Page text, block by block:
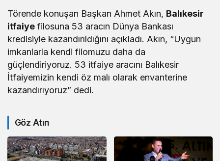
Törende konuşan Başkan Ahmet Akın, Balıkesir
itfaiye filosuna 53 aracın Dünya Bankası
kredisiyle kazandırıldığını açıkladı. Akın, “Uygun
imkanlarla kendi filomuzu daha da
güçlendiriyoruz. 53 itfaiye aracını Balıkesir
İtfaiyemizin kendi öz malı olarak envanterine
kazandırıyoruz” dedi.
Göz Atın